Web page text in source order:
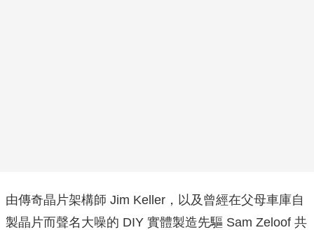
由傳奇晶片架構師 Jim Keller，以及曾經在父母車庫自
製晶片而聲名大噪的 DIY 實體製造先驅 Sam Zeloof 共